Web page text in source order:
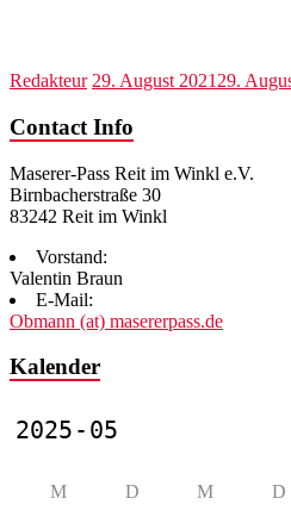
Redakteur 29. August 2021 29.
Contact Info
Maserer-Pass Reit im Winkl e.V.
Birnbacherstraße 30
83242 Reit im Winkl
Vorstand:
Valentin Braun
E-Mail:
Obmann (at) masererpass.de
Kalender
M D M D